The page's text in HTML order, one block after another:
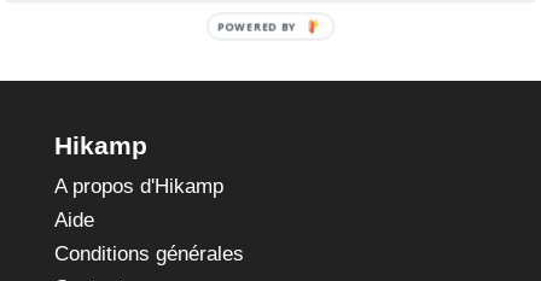
Hikamp
A propos d'Hikamp
Aide
Conditions générales
POWERED BY